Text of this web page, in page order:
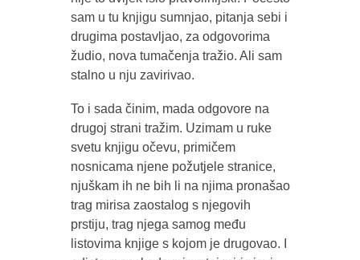
sam u tu knjigu sumnjao, pitanja sebi i
drugima postavljao, za odgovorima
žudio, nova tumačenja tražio. Ali sam
stalno u nju zavirivao.
To i sada činim, mada odgovore na
drugoj strani tražim. Uzimam u ruke
svetu knjigu očevu, primičem
nosnicama njene požutjele stranice,
njuškam ih ne bih li na njima pronašao
trag mirisa zaostalog s njegovih
prstiju, trag njega samog među
listovima knjige s kojom je drugovao. I